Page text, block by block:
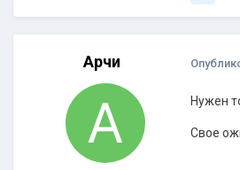
Арчи
Нужен
Свое